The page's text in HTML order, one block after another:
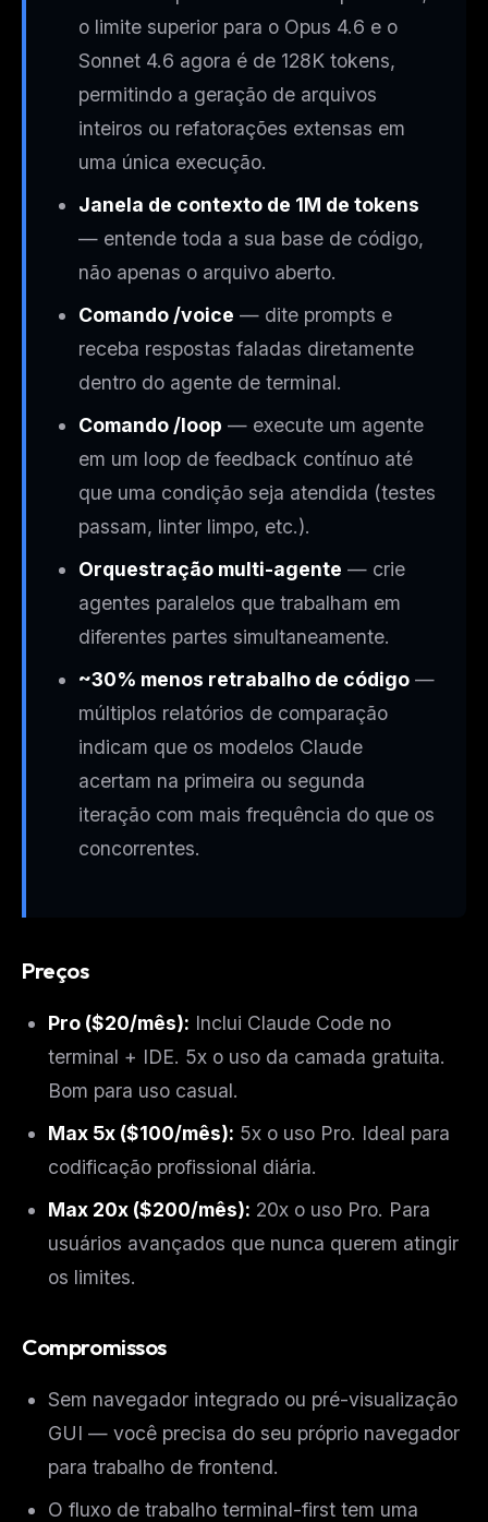
o limite superior para o Opus 4.6 e o
Sonnet 4.6 agora é de 128K tokens,
permitindo a geração de arquivos
inteiros ou refatorações extensas em
uma única execução.
Janela de contexto de 1M de tokens
— entende toda a sua base de código,
não apenas o arquivo aberto.
Comando /voice — dite prompts e
receba respostas faladas diretamente
dentro do agente de terminal.
Comando /loop — execute um agente
em um loop de feedback contínuo até
que uma condição seja atendida (testes
passam, linter limpo, etc.).
Orquestração multi-agente — crie
agentes paralelos que trabalham em
diferentes partes simultaneamente.
~30% menos retrabalho de código —
múltiplos relatórios de comparação
indicam que os modelos Claude
acertam na primeira ou segunda
iteração com mais frequência do que os
concorrentes.
Preços
Pro ($20/mês): Inclui Claude Code no
terminal + IDE. 5x o uso da camada gratuita.
Bom para uso casual.
Max 5x ($100/mês): 5x o uso Pro. Ideal para
codificação profissional diária.
Max 20x ($200/mês): 20x o uso Pro. Para
usuários avançados que nunca querem atingir
os limites.
Compromissos
Sem navegador integrado ou pré-visualização
GUI — você precisa do seu próprio navegador
para trabalho de frontend.
O fluxo de trabalho terminal-first tem uma